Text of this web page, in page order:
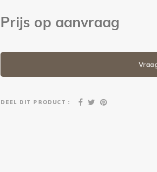
Prijs op aanvraag
DEEL DIT PRODUCT :